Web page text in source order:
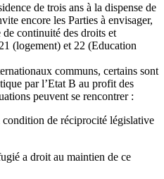
de trois ans à la dispense de
encore les Parties à envisager,
continuité des droits et
(logement) et 22 (Education
communs, certains sont
par l’Etat B au profit des
peuvent se rencontrer :
de réciprocité législative
a droit au maintien de ce